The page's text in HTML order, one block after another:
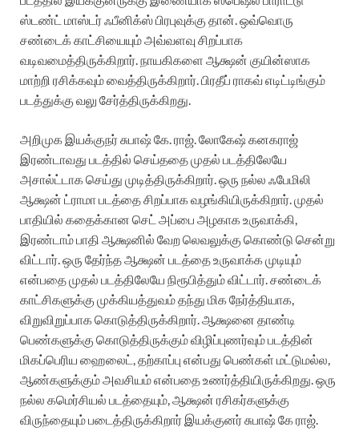
ஸ்டண்ட் மாஸ்டர் ஃபீனிக்ஸ் பிரபுவுக்கு தான். ஒவ்வொரு
சண்டைக் காட்சியையும் அவ்வளவு சிறப்பாக
வடிவமைத்திருக்கிறார். நாயகிகளை ஆக்ஷன் குயின்ஸாக
மாற்றி ரசிக்கவும் வைத்திருக்கிறார். பிரதீப் ராகவ் எடிட்டிங்கும்
படத்துக்கு வலு சேர்த்திருக்கிறது.
அறிமுக இயக்குநர் சுபாஷ் கே. ராஜ். லோகேஷ் கனகராஜ்
இரண்டாவது படத்தில் செய்ததை முதல் படத்திலேயே
அசால்ட்டாக செய்து முடித்திருக்கிறார். ஒரு நல்ல ஃபேமிலி
ஆக்ஷன் ட்ராமா படத்தை சிறப்பாக வழங்கியிருக்கிறார். முதல்
பாதியில் கதைக்கான செட் அப்பை அழகாக உருவாக்கி,
இரண்டாம் பாதி ஆக்ஷனில் வேற லெவலுக்கு கொண்டு சென்று
விட்டார். ஒரு தேர்ந்த ஆக்ஷன் படத்தை உருவாக்க முடியும்
என்பதை முதல் படத்திலேயே நிரூபித்தும் விட்டார். சண்டைக்
காட்சிகளுக்கு முக்கியத்துவம் தந்து மிக நேர்த்தியாக,
விறுவிறுப்பாக கொடுத்திருக்கிறார். ஆக்ஷனை தாண்டி
பெண்களுக்கு கொடுத்திருக்கும் விழிப்புணர்வும் படத்தின்
மிகப்பெரிய ஹைலைட், தற்காப்பு என்பது பெண்கள் மட்டுமல்ல,
ஆண்களுக்கும் அவசியம் என்பதை உணர்த்தியிருக்கிறது. ஒரு
நல்ல கமெர்சியல் படத்தையும், ஆக்ஷன் ரசிகர்களுக்கு
விருந்தையும் படைத்திருக்கிறார் இயக்குனர் சுபாஷ் கே ராஜ்.